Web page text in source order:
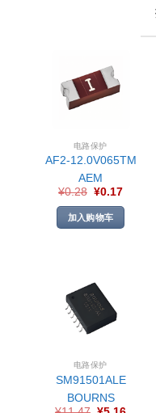
电路保护
AF2-12.0V065TM
AEM
¥0.28 ¥0.17
加入购物车
电路保护
SM91501ALE
BOURNS